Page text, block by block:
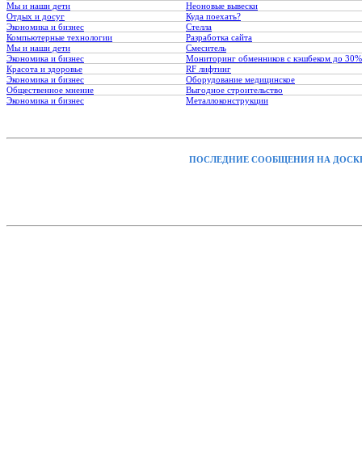
Мы и наши дети
Неоновые вывески
Отдых и досуг
Куда поехать?
Экономика и бизнес
Стелла
Компьютерные технологии
Разработка сайта
Мы и наши дети
Смеситель
Экономика и бизнес
Мониторинг обменников с кэшбеком до 30%
Красота и здоровье
RF лифтинг
Экономика и бизнес
Оборудование медицинское
Общественное мнение
Выгодное строительство
Экономика и бизнес
Металлоконструкции
ПОСЛЕДНИЕ СООБЩЕНИЯ НА